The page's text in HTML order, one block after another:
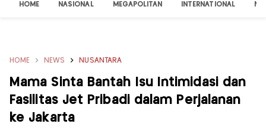
HOME NASIONAL MEGAPOLITAN INTERNATIONAL
HOME NEWS NUSANTARA
Mama Sinta Bantah Isu Intimidasi dan
Fasilitas Jet Pribadi dalam Perjalanan
ke Jakarta